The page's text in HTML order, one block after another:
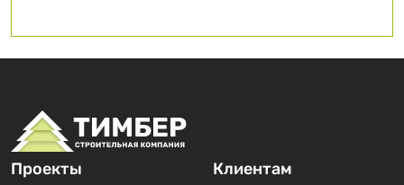
Проекты Клиентам